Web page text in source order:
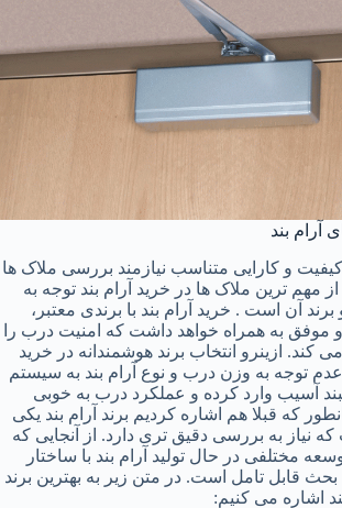
آرام بند
کیفیت و کارایی متناسب نیازمند بررسی ملاک ها
مهم ترین ملاک ها در خرید آرام بند توجه به
آن است . خرید آرام بند با برندی معتبر،
و موفق به همراه خواهد داشت که امنیت درب را
ازینرو انتخاب برند هوشمندانه در خرید
توجه به وزن درب و نوع آرام بند به سیستم
آسیب وارد کرده و عملکرد درب به خوبی
که قبلا هم اشاره کردیم برند آرام بند یکی
نیاز به بررسی دقیق تری دارد. از آنجایی که
مختلفی در حال تولید آرام بند با ساختار
بحث قابل تامل است. در متن زیر به بهترین برند
اشاره می کنیم: